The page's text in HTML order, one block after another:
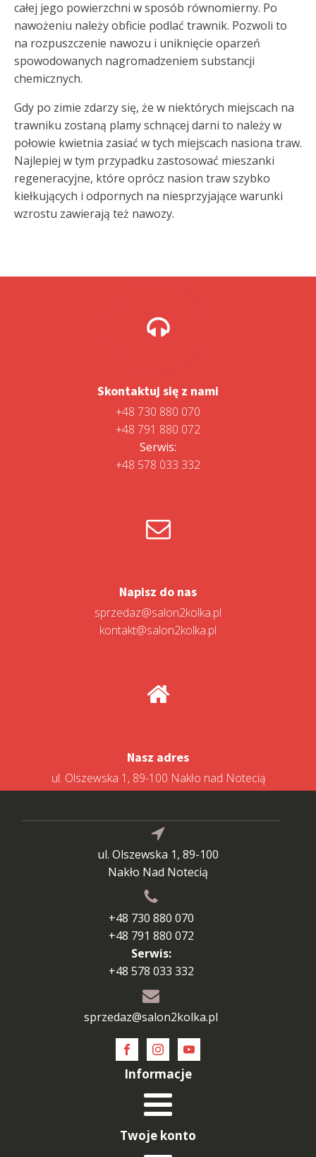
całej jego powierzchni w sposób równomierny. Po
nawożeniu należy obficie podlać trawnik. Pozwoli to
na rozpuszczenie nawozu i uniknięcie oparzeń
spowodowanych nagromadzeniem substancji
chemicznych.
Gdy po zimie zdarzy się, że w niektórych miejscach na
trawniku zostaną plamy schnącej darni to należy w
połowie kwietnia zasiać w tych miejscach nasiona traw.
Najlepiej w tym przypadku zastosować mieszanki
regeneracyjne, które oprócz nasion traw szybko
kiełkujących i odpornych na niesprzyjające warunki
wzrostu zawierają też nawozy.
Skontaktuj się z nami
+48 730 880 070
+48 791 880 072
Serwis:
+48 578 033 332
Napisz do nas
sprzedaz@salon2kolka.pl
kontakt@salon2kolka.pl
Nasz adres
ul. Olszewska 1, 89-100 Nakło nad Notecią
ul. Olszewska 1, 89-100
Nakło Nad Notecią
+48 730 880 070
+48 791 880 072
Serwis:
+48 578 033 332
sprzedaz@salon2kolka.pl
Informacje
Twoje konto